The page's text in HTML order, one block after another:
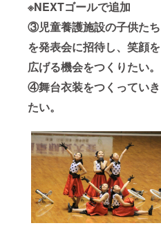
※NEXTゴールで追加
③児童養護施設の子供たち
を発表会に招待し、笑顔を
広げる機会をつくりたい。
④舞台衣装をつくっていき
たい。